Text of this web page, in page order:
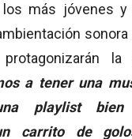
los más jóvenes y
la
a tener una
playlist bien
carrito de